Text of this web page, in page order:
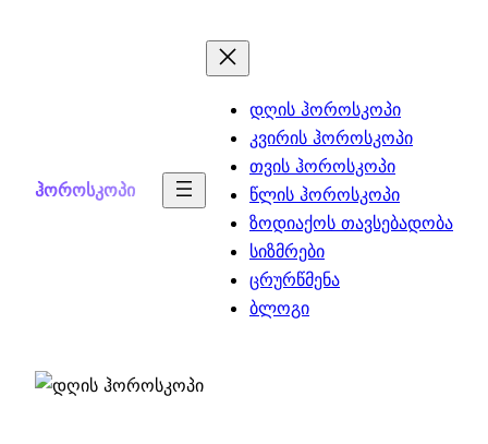
ჰოროსკოპი
დღის ჰოროსკოპი
კვირის ჰოროსკოპი
თვის ჰოროსკოპი
წლის ჰოროსკოპი
ზოდიაქოს თავსებადობა
სიზმრები
ცრურწმენა
ბლოგი